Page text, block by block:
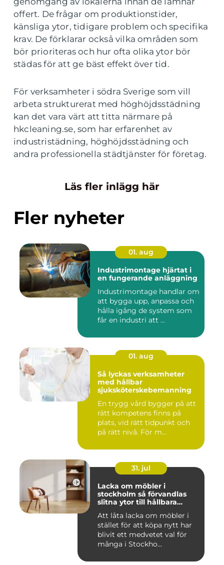
offert. De frågar om produktionstider,
känsliga ytor, tidigare problem och specifika
krav. De förklarar också vilka områden som
bör prioriteras och hur ofta olika ytor bör
städas för att ge bäst effekt över tid.
För verksamheter i södra Sverige som vill
arbeta strukturerat med höghöjdsstädning
kan det vara värt att titta närmare på
hkcleaning.se, som har erfarenhet av
industristädning, höghöjdsstädning och
andra professionella städtjänster för företag.
Läs fler inlägg här
Fler nyheter
01. aug
Industrimontage hjärtat i
en fungerande anläggning
Industrimontage handlar om
att bygga upp, anpassa och
hålla igång de system som
får en industri att ...
01. aug
Så lyckas verksamheter
med hållbar
sjuksköterskebemanning
En trygg vård bygger på att
rätt kompetens finns på
plats, vid rätt tidpunkt och
på rätt nivå. För m...
31. jul
Lacka om möbler i
stockholm så förvandlas
slitna ytor till hållbara
Att låta lacka om möbler i
stället för att köpa nytt har
blivit ett medvetet val för
många i Stockho...